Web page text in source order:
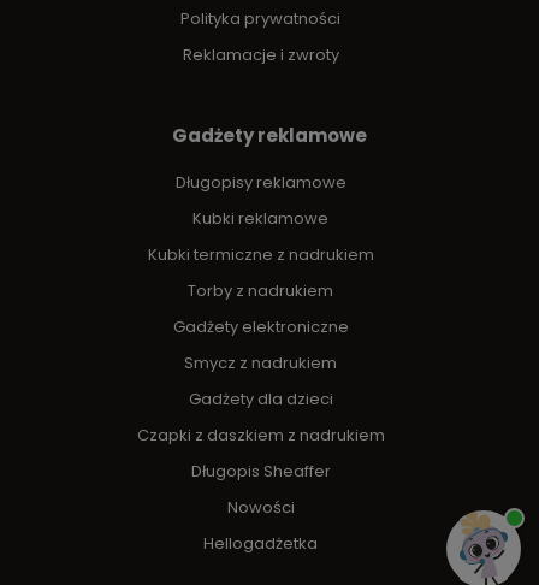
Polityka prywatności
Reklamacje i zwroty
Gadżety reklamowe
Długopisy reklamowe
Kubki reklamowe
Kubki termiczne z nadrukiem
Torby z nadrukiem
Gadżety elektroniczne
Smycz z nadrukiem
Gadżety dla dzieci
Czapki z daszkiem z nadrukiem
Długopis Sheaffer
Nowości
Hellogadżetka